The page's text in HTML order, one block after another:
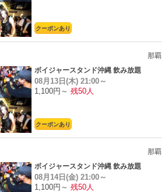
クーポンあり
那覇
ボイジャースタンド沖縄 飲み放題
08月13日(木) 21:00～
1,100円～ 残50人
クーポンあり
那覇
ボイジャースタンド沖縄 飲み放題
08月14日(金) 21:00～
1,100円～ 残50人